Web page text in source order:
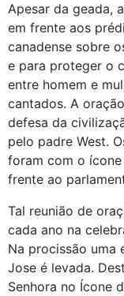
Apesar da geada,
em frente aos
canadense sobre
e para proteger o
entre homem e
cantados. A
defesa da
pelo padre West.
foram com o
frente ao
Tal reunião de
cada ano na
Na procissão uma
Jose é levada.
Senhora no Ícone